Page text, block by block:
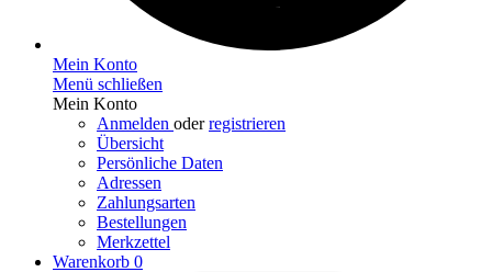
Mein Konto
Menü schließen
Mein Konto
Anmelden oderregistrieren
Übersicht
Persönliche Daten
Adressen
Zahlungsarten
Bestellungen
Merkzettel
Warenkorb 0